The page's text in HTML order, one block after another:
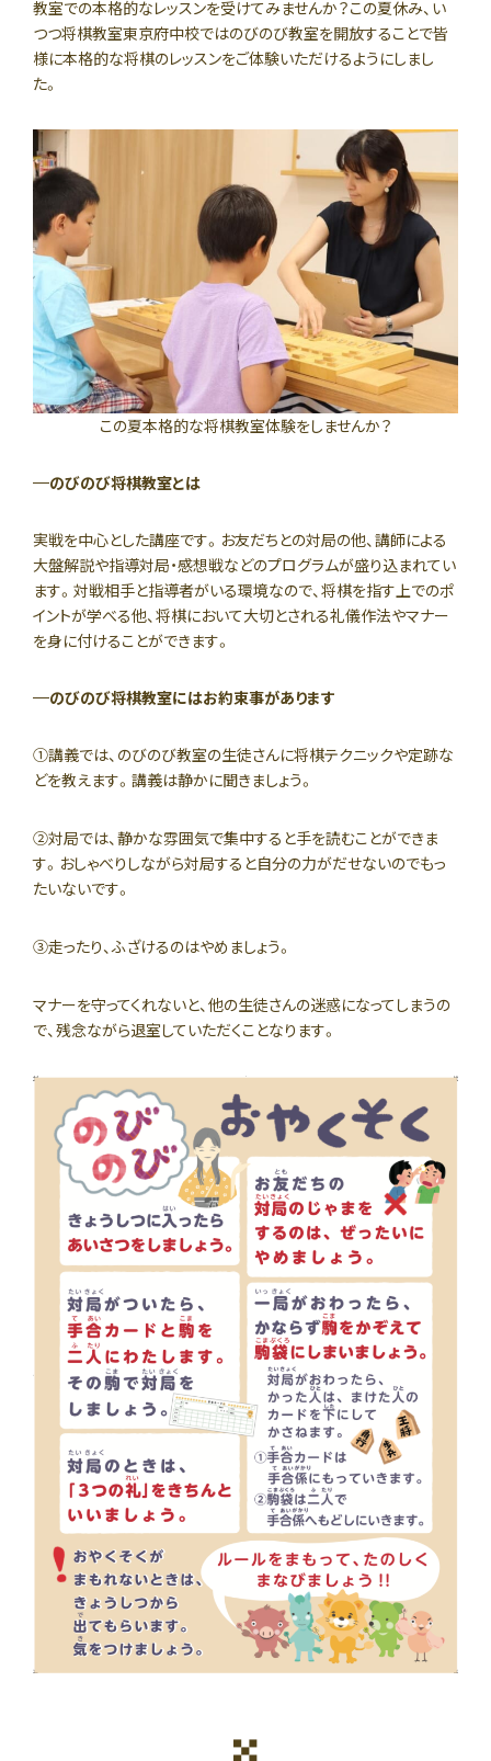
教室での本格的なレッスンを受けてみませんか？この夏休み、い
つつ将棋教室東京府中校ではのびのび教室を開放することで皆
様に本格的な将棋のレッスンをご体験いただけるようにしまし
た。
この夏本格的な将棋教室体験をしませんか？
のびのび将棋教室とは
実戦を中心とした講座です。お友だちとの対局の他、講師による
大盤解説や指導対局・感想戦などのプログラムが盛り込まれてい
ます。対戦相手と指導者がいる環境なので、将棋を指す上でのポ
イントが学べる他、将棋において大切とされる礼儀作法やマナー
を身に付けることができます。
のびのび将棋教室にはお約束事があります
①講義では、のびのび教室の生徒さんに将棋テクニックや定跡な
どを教えます。講義は静かに聞きましょう。
②対局では、静かな雰囲気で集中すると手を読むことができま
す。おしゃべりしながら対局すると自分の力がだせないのでもっ
たいないです。
③走ったり、ふざけるのはやめましょう。
マナーを守ってくれないと、他の生徒さんの迷惑になってしまうの
で、残念ながら退室していただくことなります。